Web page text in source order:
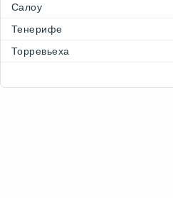
Салоу
Тенерифе
Торревьеха